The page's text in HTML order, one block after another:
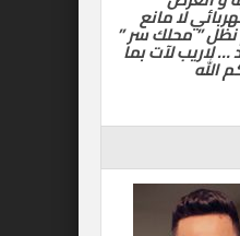
سر ”
بما